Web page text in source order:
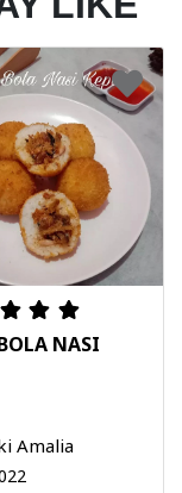
NASI
Amalia